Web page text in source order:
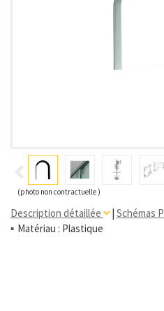
Description détaillée | Schémas
Matériau : Plastique
(photo non contractuelle )